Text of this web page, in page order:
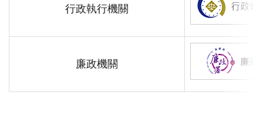
行政執行機關
廉政機關